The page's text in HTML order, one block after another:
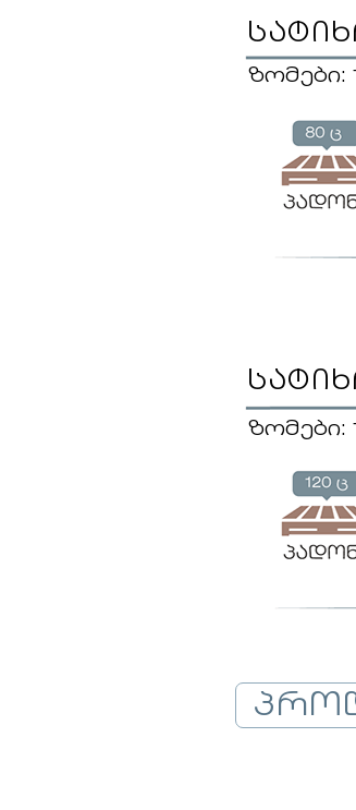
ზომები:
ზომები: